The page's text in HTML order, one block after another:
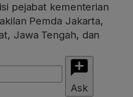
pejabat kementerian
Pemda Jakarta,
Jawa Tengah, dan
Ask